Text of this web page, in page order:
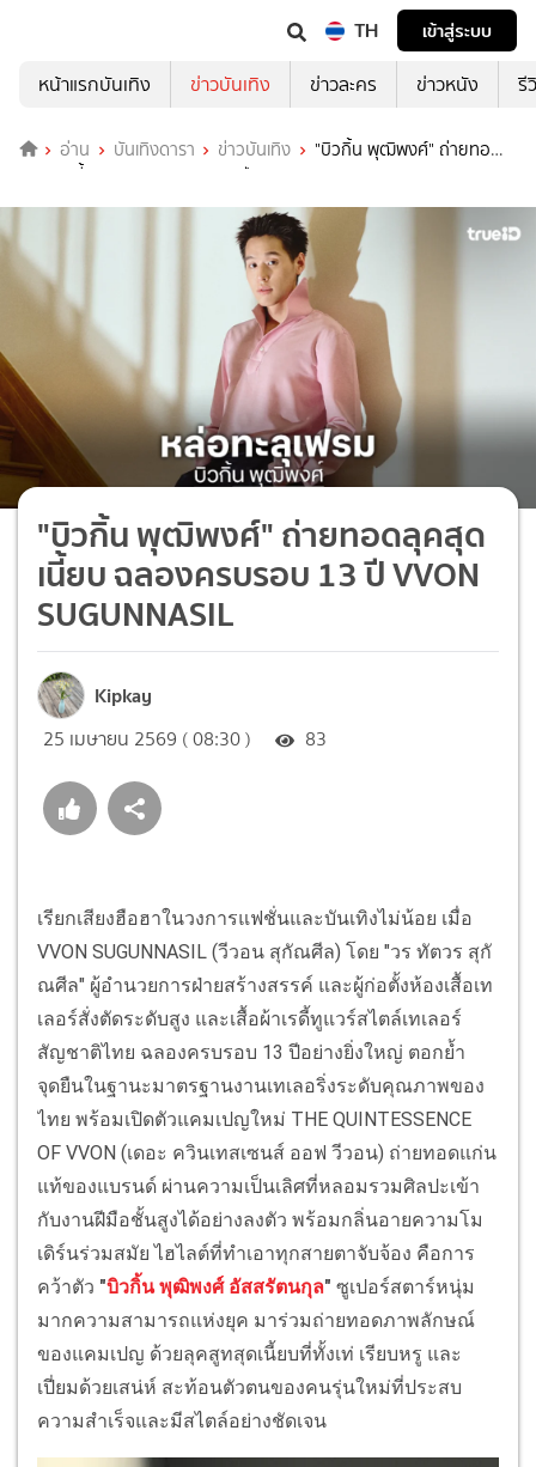
TH
เข้าสู่ระบบ
หน้าแรกบันเทิง
ข่าวบันเทิง ข่าวละคร ข่าวหนัง รี
อ่าน บันเทิงดารา ข่าวบันเทิง
"บิวกิ้น พุฒิพงศ์" ถ่ายทอ
ดลุคสุดเนี้ยบ ฉลองครบรอบ 13 ปี VVON SUGUNNASIL
"บิวกิ้น พุฒิพงศ์" ถ่ายทอดลุคสุด
เนี้ยบ ฉลองครบรอบ 13 ปี VVON
SUGUNNASIL
Kipkay
25 เมษายน 2569 ( 08:30 ) 83
เรียกเสียงฮือฮาในวงการแฟชั่นและบันเทิงไม่น้อย เมื่อ
VVON SUGUNNASIL (วีวอน สุกัณศีล) โดย "วร ทัตวร สุกั
ณศีล" ผู้อำนวยการฝ่ายสร้างสรรค์ และผู้ก่อตั้งห้องเสื้อเท
เลอร์สั่งตัดระดับสูง และเสื้อผ้าเรดี้ทูแวร์สไตล์เทเลอร์
สัญชาติไทย ฉลองครบรอบ 13 ปีอย่างยิ่งใหญ่ ตอกย้ำ
จุดยืนในฐานะมาตรฐานงานเทเลอริ่งระดับคุณภาพของ
ไทย พร้อมเปิดตัวแคมเปญใหม่ THE QUINTESSENCE
OF VVON (เดอะ ควินเทสเซนส์ ออฟ วีวอน) ถ่ายทอดแก่น
แท้ของแบรนด์ ผ่านความเป็นเลิศที่หลอมรวมศิลปะเข้า
กับงานฝีมือชั้นสูงได้อย่างลงตัว พร้อมกลิ่นอายความโม
เดิร์นร่วมสมัย ไฮไลต์ที่ทำเอาทุกสายตาจับจ้อง คือการ
คว้าตัว "บิวกิ้น พุฒิพงศ์ อัสสรัตนกุล" ซูเปอร์สตาร์หนุ่ม
มากความสามารถแห่งยุค มาร่วมถ่ายทอดภาพลักษณ์
ของแคมเปญ ด้วยลุคสูทสุดเนี้ยบที่ทั้งเท่ เรียบหรู และ
เปี่ยมด้วยเสน่ห์ สะท้อนตัวตนของคนรุ่นใหม่ที่ประสบ
ความสำเร็จและมีสไตล์อย่างชัดเจน